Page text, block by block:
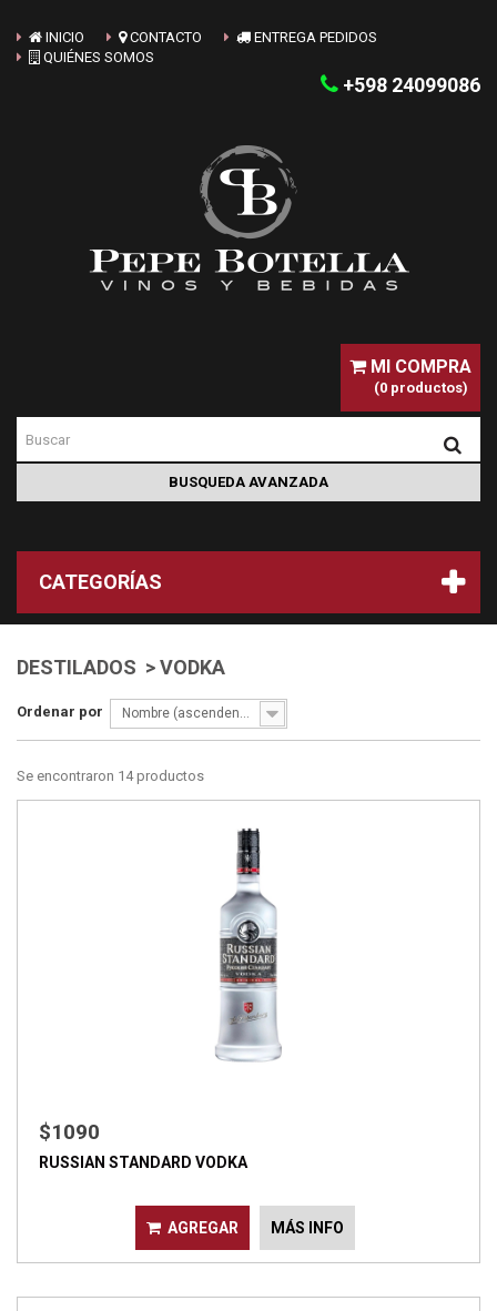
INICIO CONTACTO
ENTREGA PEDIDOS
QUIÉNES SOMOS
+598 24099086
MI COMPRA
(0 productos)
CATEGORÍAS
DESTILADOS > VODKA
Ordenar por Nombre (ascendente)
Se encontraron 14 productos
$1090
RUSSIAN STANDARD VODKA
AGREGAR MÁS INFO